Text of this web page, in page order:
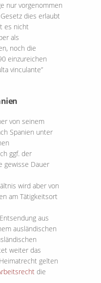
nur vorgenommen
dies erlaubt
es nicht
als
noch die
einzureichen
vinculante”
von seinem
Spanien unter
ggf. der
gewisse Dauer
wird aber von
am Tätigkeitsort
aus
ausländischen
weiter das
gelten
die